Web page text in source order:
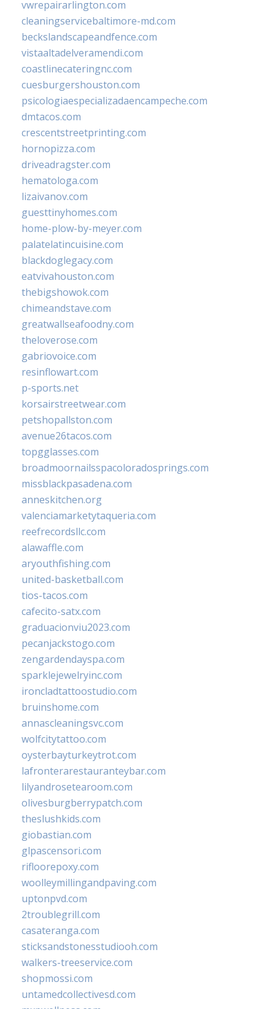
vwrepairarlington.com
cleaningservicebaltimore-md.com
beckslandscapeandfence.com
vistaaltadelveramendi.com
coastlinecateringnc.com
cuesburgershouston.com
psicologiaespecializadaencampeche.com
dmtacos.com
crescentstreetprinting.com
hornopizza.com
driveadragster.com
hematologa.com
lizaivanov.com
guesttinyhomes.com
home-plow-by-meyer.com
palatelatincuisine.com
blackdoglegacy.com
eatvivahouston.com
thebigshowok.com
chimeandstave.com
greatwallseafoodny.com
theloverose.com
gabriovoice.com
resinflowart.com
p-sports.net
korsairstreetwear.com
petshopallston.com
avenue26tacos.com
topgglasses.com
broadmoornailsspacoloradosprings.com
missblackpasadena.com
anneskitchen.org
valenciamarketytaqueria.com
reefrecordsllc.com
alawaffle.com
aryouthfishing.com
united-basketball.com
tios-tacos.com
cafecito-satx.com
graduacionviu2023.com
pecanjackstogo.com
zengardendayspa.com
sparklejewelryinc.com
ironcladtattoostudio.com
bruinshome.com
annascleaningsvc.com
wolfcitytattoo.com
oysterbayturkeytrot.com
lafronterarestauranteybar.com
lilyandrosetearoom.com
olivesburgberrypatch.com
theslushkids.com
giobastian.com
glpascensori.com
rifloorepoxy.com
woolleymillingandpaving.com
uptonpvd.com
2troublegrill.com
casateranga.com
sticksandstonesstudiooh.com
walkers-treeservice.com
shopmossi.com
untamedcollectivesd.com